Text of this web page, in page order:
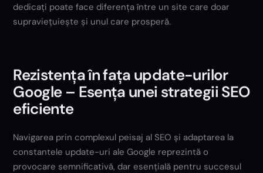
dedicați poate face diferența între un site care doar
supraviețuiește și unul care prosperă.
Rezistența în fața update-urilor
Google – Esența unei strategii SEO
eficiente
Navigarea prin complexul peisaj al SEO și adaptarea la
constantele update-uri ale Google reprezintă o
provocare semnificativă, dar esențială pentru succesul